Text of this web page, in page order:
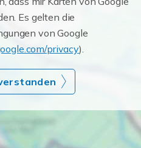
Es gelten die
von Google
privacy).